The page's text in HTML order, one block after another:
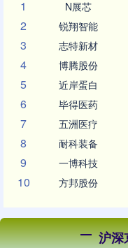
1
N展芯
2 锐翔智能
3 志特新材
4 博腾股份
5 近岸蛋白
6 毕得医药
7 五洲医疗
8 耐科装备
9 一博科技
10 方邦股份
沪深